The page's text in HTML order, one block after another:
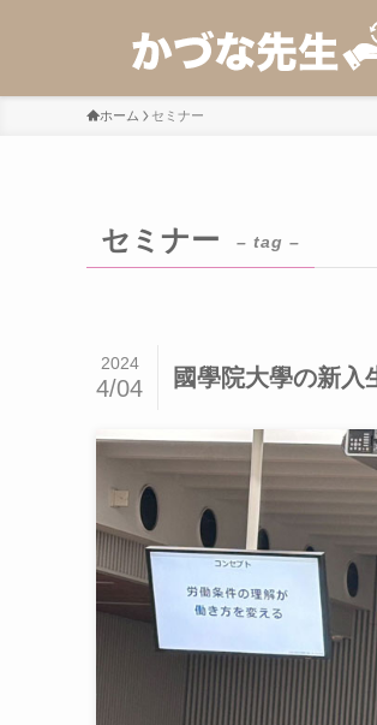
ホーム セミナー
セミナー – tag –
國學院大學の新入
2024
4/04